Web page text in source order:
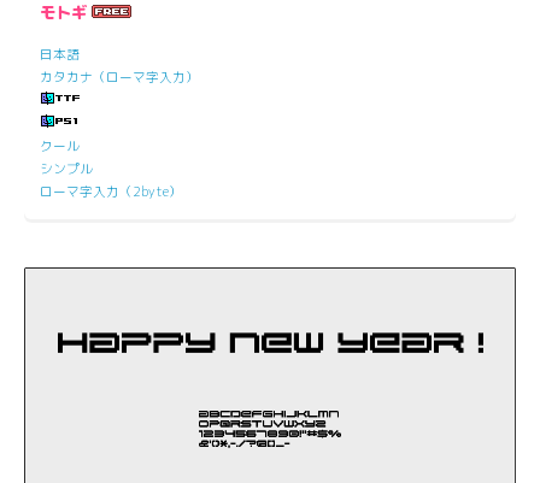
モトギ
日本語
カタカナ（ローマ字入力）
クール
シンプル
ローマ字入力（2byte）